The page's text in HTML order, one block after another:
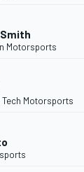
Motorsports
Motorsports